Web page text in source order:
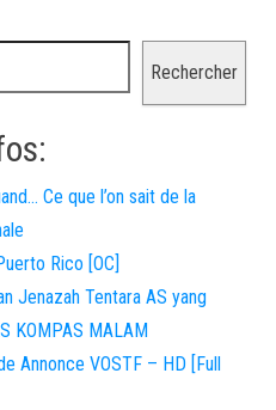
Rechercher
Ce que l’on sait de la
Rico [OC]
Jenazah Tentara AS yang
KOMPAS MALAM
Annonce VOSTF – HD [Full